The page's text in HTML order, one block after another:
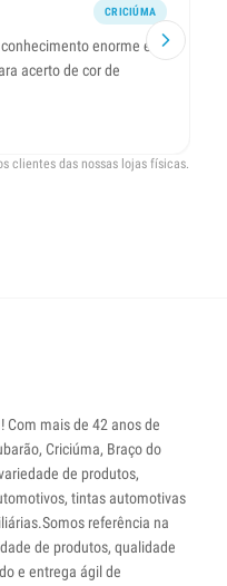
CRICIÚMA
enorme em
acerto de cor de
clientes das nossas lojas físicas.
Com mais de 42 anos de
Criciúma, Braço do
de produtos,
tintas automotivas
referência na
de produtos, qualidade
e entrega ágil de